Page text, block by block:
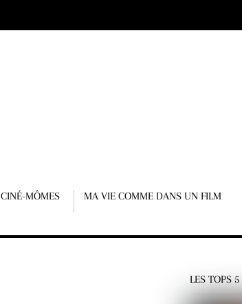
CINÉ-MÔMES
MA VIE COMME DANS UN FILM
LES TOPS 5